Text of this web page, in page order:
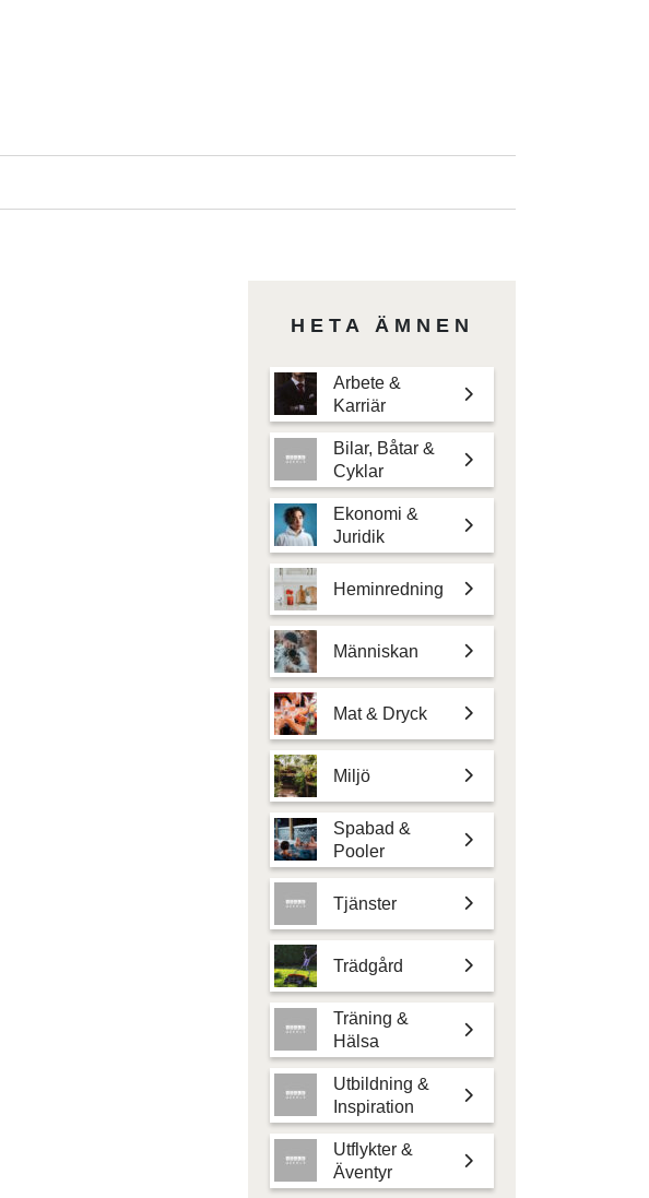
HETA ÄMNEN
Arbete &
Karriär
Bilar, Båtar &
Cyklar
Ekonomi &
Juridik
Heminredning
Människan
Mat & Dryck
Miljö
Spabad &
Pooler
Tjänster
Trädgård
Träning &
Hälsa
Utbildning &
Inspiration
Utflykter &
Äventyr